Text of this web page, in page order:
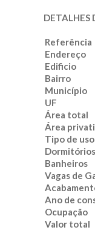
DETALHES
Referência
Endereço
Edificio
Bairro
Município
UF
Área total
Área
Tipo de uso
Dormitórios
Banheiros
Vagas de
Ano de
Ocupação
Valor total